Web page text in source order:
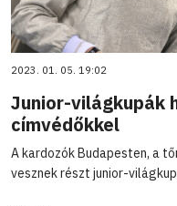
2023. 01. 05. 19:02
Junior-világkupák
címvédőkkel
A kardozók Budapesten, a
vesznek részt junior-